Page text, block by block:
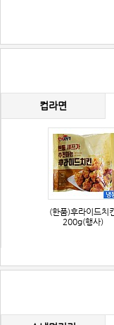
컵라면
(한품)불닭치킨
200g(행사)